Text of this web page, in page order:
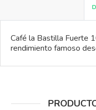
Café la Bastilla Fuerte
rendimiento famoso